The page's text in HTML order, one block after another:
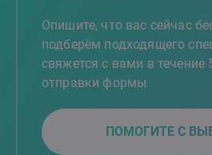
Опишите, что вас сейчас
подберём подходящего
свяжется с вами в течение
отправки формы
ПОМОГИТЕ С